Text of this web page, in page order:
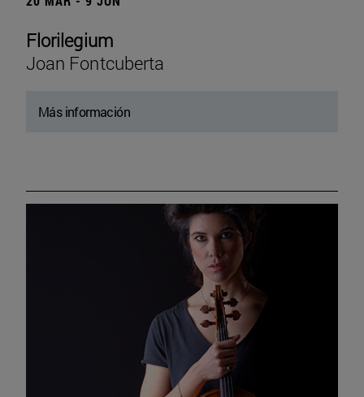
Florilegium
Joan Fontcuberta
Más información